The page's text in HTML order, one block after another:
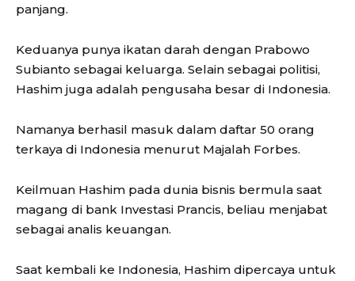
panjang.
Keduanya punya ikatan darah dengan Prabowo
Subianto sebagai keluarga. Selain sebagai politisi,
Hashim juga adalah pengusaha besar di Indonesia.
Namanya berhasil masuk dalam daftar 50 orang
terkaya di Indonesia menurut Majalah Forbes.
Keilmuan Hashim pada dunia bisnis bermula saat
magang di bank Investasi Prancis, beliau menjabat
sebagai analis keuangan.
Saat kembali ke Indonesia, Hashim dipercaya untuk